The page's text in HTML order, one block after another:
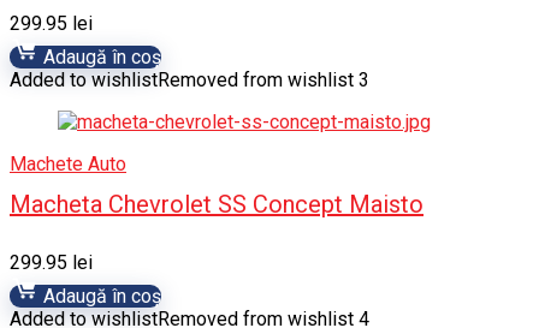
299.95 lei
Adaugă în coș
Added to wishlistRemoved from wishlist 3
Machete Auto
Macheta Chevrolet SS Concept Maisto
299.95 lei
Adaugă în coș
Added to wishlistRemoved from wishlist 4